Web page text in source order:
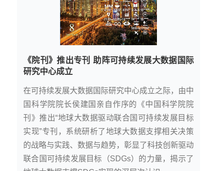
《院刊》推出专刊 助阵可持续发展大数据国际
研究中心成立
在可持续发展大数据国际研究中心成立之际，由中
国科学院院长侯建国亲自作序的《中国科学院院
刊》推出“地球大数据驱动联合国可持续发展目标
实现”专刊，系统研析了地球大数据支撑相关决策
的战略与实践、数据与趋势，彰显了科技创新驱动
联合国可持续发展目标（SDGs）的力量，揭示了